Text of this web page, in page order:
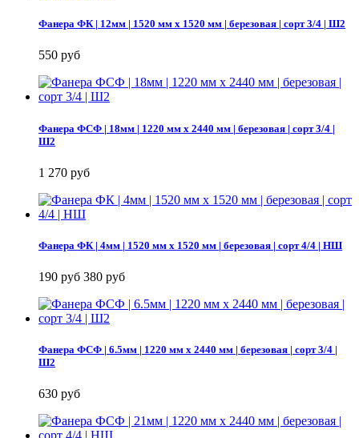
Фанера ФК | 12мм | 1520 мм х 1520 мм | березовая | сорт 3/4 | Ш2
550 руб
Фанера ФСФ | 18мм | 1220 мм х 2440 мм | березовая | сорт 3/4 |
Ш2
1 270 руб
Фанера ФК | 4мм | 1520 мм х 1520 мм | березовая | сорт 4/4 | НШ
190 руб 380 руб
Фанера ФСФ | 6.5мм | 1220 мм х 2440 мм | березовая | сорт 3/4 |
Ш2
630 руб